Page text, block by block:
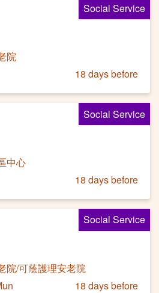
Social Service
院
18 days before
Social Service
中心
18 days before
Social Service
院/可蔭護理安老院
18 days before